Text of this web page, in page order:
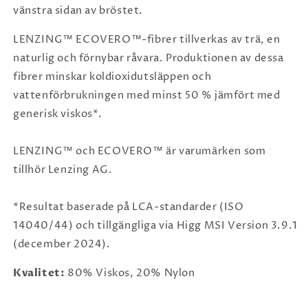
vänstra sidan av bröstet.
LENZING™ ECOVERO™-fibrer tillverkas av trä, en
naturlig och förnybar råvara. Produktionen av dessa
fibrer minskar koldioxidutsläppen och
vattenförbrukningen med minst 50 % jämfört med
generisk viskos*.
LENZING™ och ECOVERO™ är varumärken som
tillhör Lenzing AG.
*Resultat baserade på LCA-standarder (ISO
14040/44) och tillgängliga via Higg MSI Version 3.9.1
(december 2024).
Kvalitet: 80% Viskos, 20% Nylon